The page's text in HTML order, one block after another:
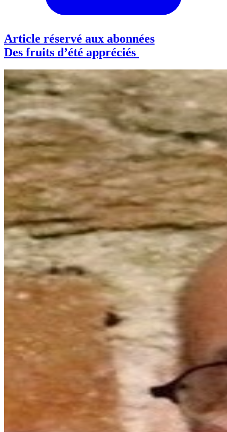
Article réservé aux abonnées
Des fruits d’été appréciés